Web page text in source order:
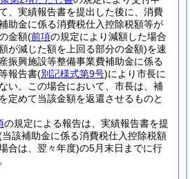
、実績報告書を提出した後に、消費
助金に係る消費税仕入控除税額等が
金額(前項の規定により減額した場合
が減じた額を上回る部分の金額)を速
振興施設等整備事業費補助金に係る
報告書(別記様式第9号)により市長に
い。
この場合において、市長は、補
定めて当該金額を返還させるものと
の規定による報告は、実績報告書を提
当該補助金に係る消費税仕入控除税額
合は、翌々年度)の5月末日までに行